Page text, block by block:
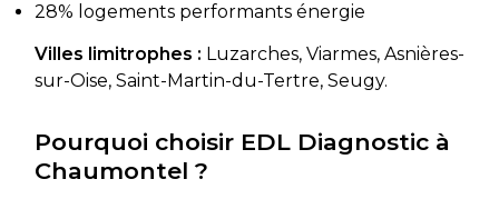
28% logements performants énergie
Villes limitrophes : Luzarches, Viarmes, Asnières-
sur-Oise, Saint-Martin-du-Tertre, Seugy.
Pourquoi choisir EDL Diagnostic à
Chaumontel ?